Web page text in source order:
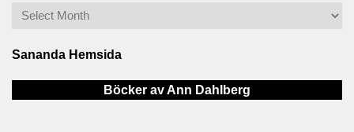
Sananda Hemsida
Böcker av Ann Dahlberg